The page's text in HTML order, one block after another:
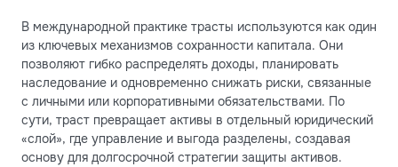
В международной практике трасты используются как один
из ключевых механизмов сохранности капитала. Они
позволяют гибко распределять доходы, планировать
наследование и одновременно снижать риски, связанные
с личными или корпоративными обязательствами. По
сути, траст превращает активы в отдельный юридический
«слой», где управление и выгода разделены, создавая
основу для долгосрочной стратегии защиты активов.